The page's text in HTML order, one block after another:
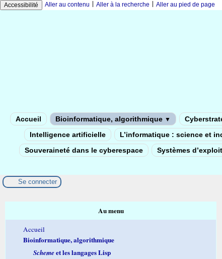
Accessibilité Aller au contenu Aller à la recherche Aller au pied de page
Accueil Bioinformatique, algorithmique ▼
Intelligence artificielle
L’informatique : science et
Souveraineté dans le cyberespace
Systèmes
Se connecter
Au menu
Accueil
Bioinformatique, algorithmique
Schemeet les langages Lisp